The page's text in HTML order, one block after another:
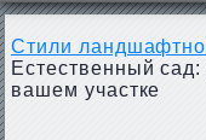
Стили
Естественный
вашем участке